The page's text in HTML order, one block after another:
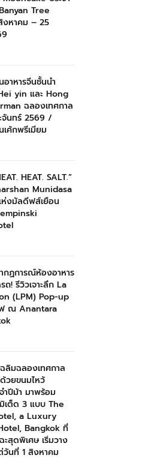
Tree
งหาคม – 25
าหารจีนชั้นนำ
yin และ Hong
ฉลองเทศกาล
จันทร์ 2569 /
ค้กพรีเมียม
HEAT. SALT.”
Munidasa
ห่งมัลดีฟส์เยือน
กฏการณ์ห้องอาหาร
! รีวิวเจาะลึก La
(LPM) Pop-up
ณ Anantara
ลิมฉลองเทศกาล
วยขนมไหว้
ำปีม้า มาพร้อม
เต็ด 3 แบบ The
a Luxury
Bangkok ที่
สุดพิเศษ เริ่มวาง
วันที่ 1 สิงหาคม